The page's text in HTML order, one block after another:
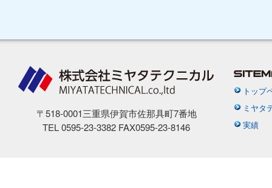
〒518-0001三重県伊賀市佐那具町7番地
TEL 0595-23-3382 FAX0595-23-8146
トップ
ミヤタ
実績